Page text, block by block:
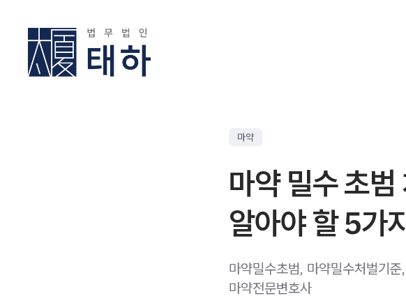
마약
마약 밀수 초
알아야 할 5가
마약밀수초범, 마약밀수처벌기
마약전문변호사